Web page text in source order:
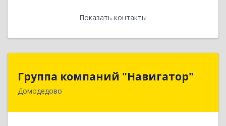
Показать контакты
Назад
Группа компаний "Навигатор"
Домодедово
Группа компаний "Навигатор"
142001, Московская обл, Домодедово г,